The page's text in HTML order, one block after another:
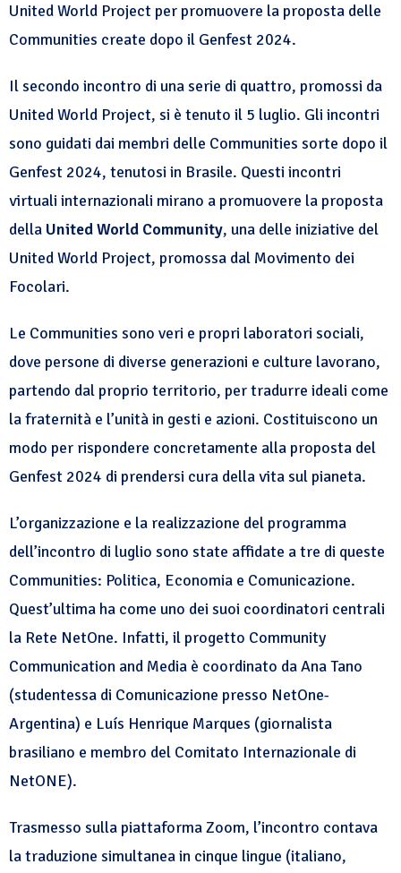
United World Project per promuovere la proposta delle
Communities create dopo il Genfest 2024.
Il secondo incontro di una serie di quattro, promossi da
United World Project, si è tenuto il 5 luglio. Gli incontri
sono guidati dai membri delle Communities sorte dopo il
Genfest 2024, tenutosi in Brasile. Questi incontri
virtuali internazionali mirano a promuovere la proposta
della United World Community, una delle iniziative del
United World Project, promossa dal Movimento dei
Focolari.
Le Communities sono veri e propri laboratori sociali,
dove persone di diverse generazioni e culture lavorano,
partendo dal proprio territorio, per tradurre ideali come
la fraternità e l’unità in gesti e azioni. Costituiscono un
modo per rispondere concretamente alla proposta del
Genfest 2024 di prendersi cura della vita sul pianeta.
L’organizzazione e la realizzazione del programma
dell’incontro di luglio sono state affidate a tre di queste
Communities: Politica, Economia e Comunicazione.
Quest’ultima ha come uno dei suoi coordinatori centrali
la Rete NetOne. Infatti, il progetto Community
Communication and Media è coordinato da Ana Tano
(studentessa di Comunicazione presso NetOne-
Argentina) e Luís Henrique Marques (giornalista
brasiliano e membro del Comitato Internazionale di
NetONE).
Trasmesso sulla piattaforma Zoom, l’incontro contava
la traduzione simultanea in cinque lingue (italiano,